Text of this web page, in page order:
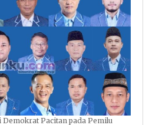
DPRD
Pacitan
Pacitan pada Pemilu